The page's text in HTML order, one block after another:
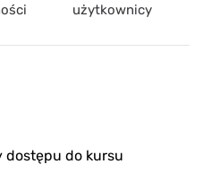
użytkownicy
dostępu do kursu